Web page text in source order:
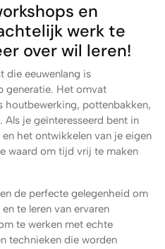
en
werk te
over wil leren!
die eeuwenlang is
generatie. Het omvat
houtbewerking, pottenbakken,
Als je geïnteresseerd bent in
het ontwikkelen van je eigen
waard om tijd vrij te maken
de perfecte gelegenheid om
te leren van ervaren
te werken met echte
technieken die worden